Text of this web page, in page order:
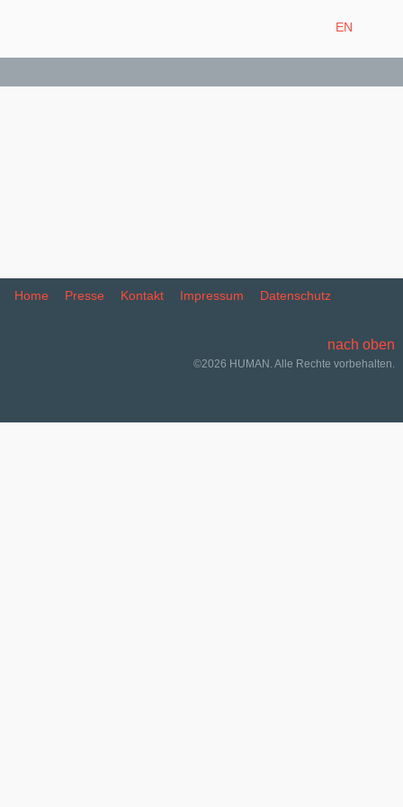
Home Presse Kontakt Impressum Datenschutz
nach oben
©2026 HUMAN. Alle Rechte vorbehalten.
EN